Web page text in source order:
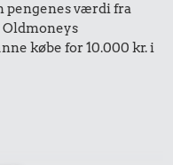
pengenes værdi fra
købe for 10.000 kr. i